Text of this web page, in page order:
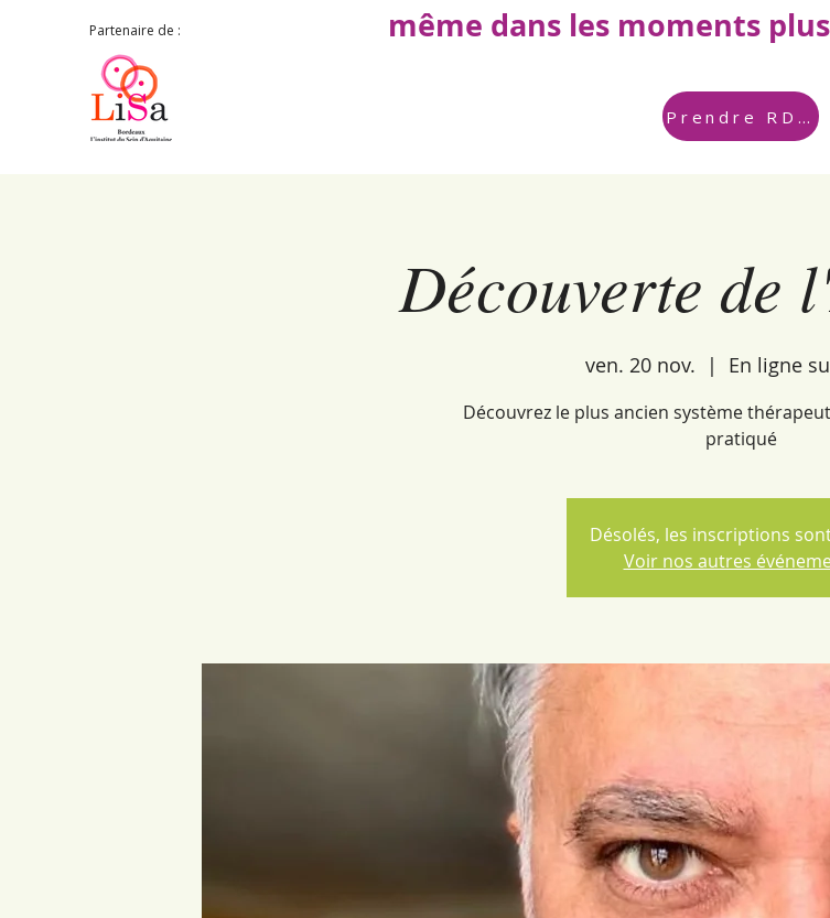
Partenaire de : même dans les moments
Prendre RDV
Découverte de
ven. 20 nov.
  |
En ligne
Découvrez le plus ancien système
pratiqué
Désolés, les inscriptions
Voir nos autres